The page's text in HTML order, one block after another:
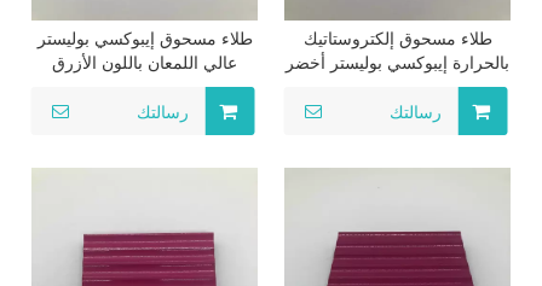
طلاء مسحوق إلكتروستاتيك
بالحرارة إيبوكسي بوليستر أخضر
عالي اللمعان لاستخدام طاولة
السيارة المعدنية
رسالتك
طلاء مسحوق إيبوكسي بوليستر
عالي اللمعان باللون الأزرق
بالحرارة لاستخدام الأثاث
رسالتك